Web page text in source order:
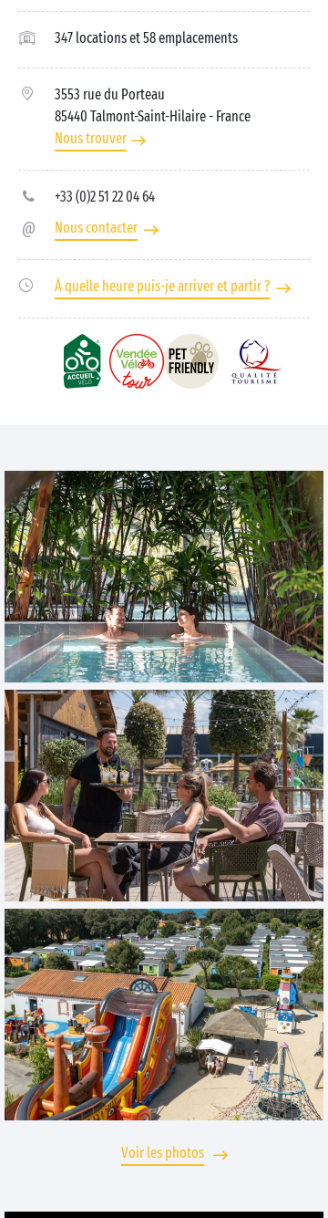
347 locations et 58 emplacements
3553 rue du Porteau
85440 Talmont-Saint-Hilaire- France
Nous trouver
+33 (0)2 51 22 04 64
Nous contacter
À quelle heure puis-je arriver et partir ?
Voir les photos